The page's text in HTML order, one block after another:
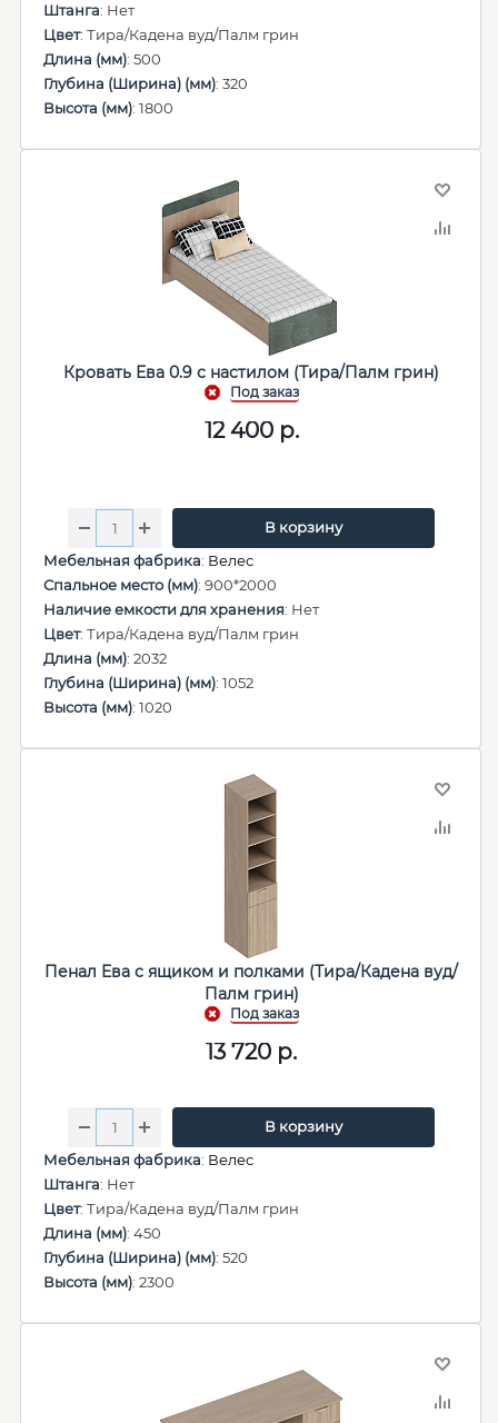
Штанга: Нет
Цвет: Тира/Кадена вуд/Палм грин
Длина (мм): 500
Глубина (Ширина) (мм): 320
Высота (мм): 1800
Кровать Ева 0.9 с настилом (Тира/Палм грин)
12 400р.
В корзину
Мебельная фабрика: Велес
Спальное место (мм): 900*2000
Наличие емкости для хранения: Нет
Цвет: Тира/Кадена вуд/Палм грин
Длина (мм): 2032
Глубина (Ширина) (мм): 1052
Высота (мм): 1020
Пенал Ева с ящиком и полками (Тира/Кадена вуд/
Палм грин)
13 720 р.
В корзину
Мебельная фабрика: Велес
Штанга: Нет
Цвет: Тира/Кадена вуд/Палм грин
Длина (мм): 450
Глубина (Ширина) (мм): 520
Высота (мм): 2300